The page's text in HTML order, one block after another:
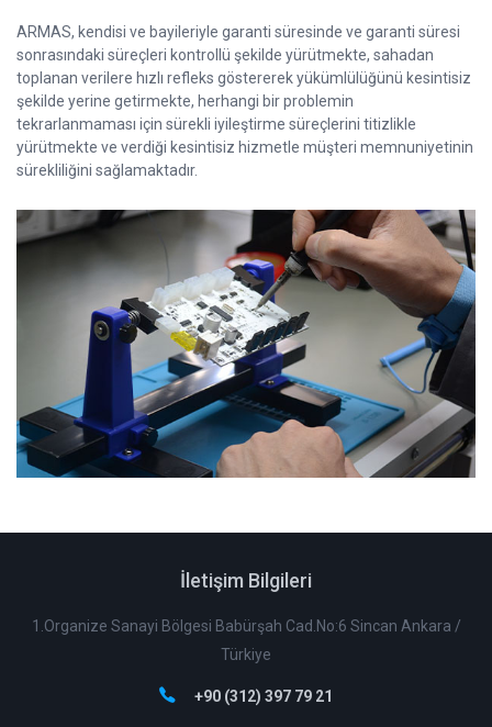
ARMAS, kendisi ve bayileriyle garanti süresinde ve garanti süresi
sonrasındaki süreçleri kontrollü şekilde yürütmekte, sahadan
toplanan verilere hızlı refleks göstererek yükümlülüğünü kesintisiz
şekilde yerine getirmekte, herhangi bir problemin
tekrarlanmaması için sürekli iyileştirme süreçlerini titizlikle
yürütmekte ve verdiği kesintisiz hizmetle müşteri memnuniyetinin
sürekliliğini sağlamaktadır.
İletişim Bilgileri
1.Organize Sanayi Bölgesi Babürşah Cad.No:6 Sincan Ankara /
Türkiye
+90 (312) 397 79 21